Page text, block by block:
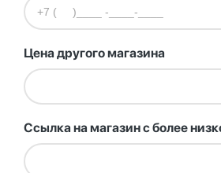
Цена другого магазина
Ссылка на магазин с более